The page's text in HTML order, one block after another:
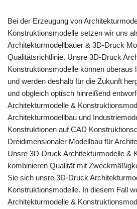
Bei der Erzeugung von
Konstruktionsmodelle setzen wir uns
Architekturmodellbauer & 3D-Druck
Qualitätsrichtlinie. Unsre 3D-Druck
Konstruktionsmodelle können überaus
und werden deshalb für die Zukunft
und obgleich optisch hinreißend
Architekturmodelle &
Architekturmodellbau und
Konstruktionen auf CAD
Dreidimensionaler Modellbau für
Unsre 3D-Druck Architekturmodelle &
kombinieren Qualität mit
Sie sich unsre 3D-Druck
Konstruktionsmodelle. In diesem Fall
Architekturmodelle &